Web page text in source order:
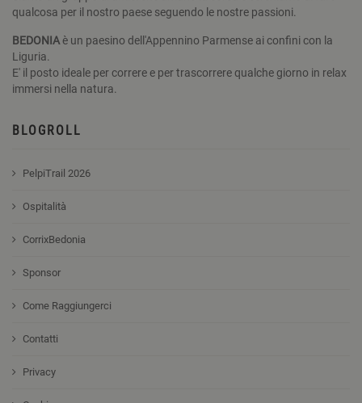
qualcosa per il nostro paese seguendo le nostre passioni.
BEDONIAè un paesino dell'Appennino Parmense ai confini con la
Liguria.
E' il posto ideale per correre e per trascorrere qualche giorno in relax
immersi nella natura.
BLOGROLL
PelpiTrail 2026
Ospitalità
CorrixBedonia
Sponsor
Come Raggiungerci
Contatti
Privacy